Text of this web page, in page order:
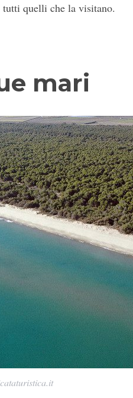
quelli che la visitano.
mari